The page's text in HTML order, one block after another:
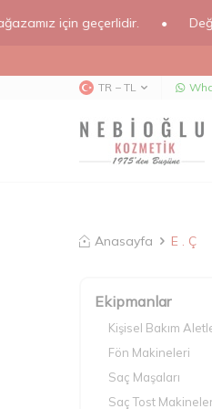
için geçerlidir. • Değerli
TR − TL
Anasayfa E . Ç
Ekipmanlar
Kişisel Bakım
Fön Makineleri
Saç Maşaları
Saç Tost